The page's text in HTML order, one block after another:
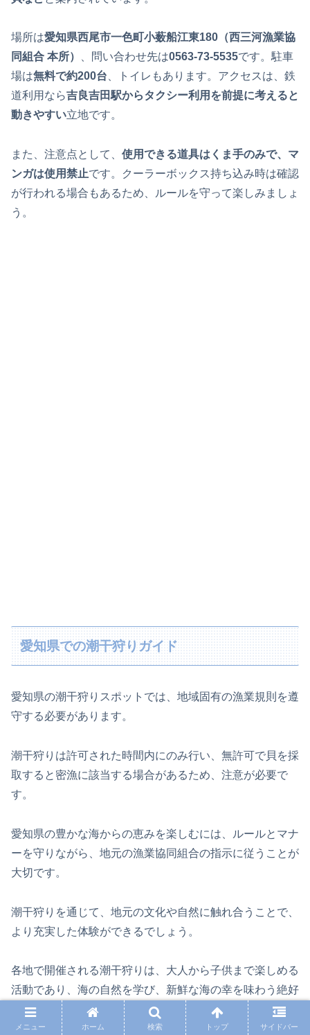
場所は愛知県西尾市一色町小薮船江東180（西三河漁業協
同組合 本所）
、問い合わせ先は0563-73-5535です。駐車
場は無料で約200台、トイレもあります。アクセスは、鉄
道利用なら吉良吉田駅からタクシー利用を前提に考えると
動きやすい立地です。
また、注意点として、 使用できる道具はくま手のみで、マ
ンガは使用禁止です。クーラーボックス持ち込み時は確認
が行われる場合もあるため、ルールを守って楽しみましょ
う。
愛知県での潮干狩りガイド
愛知県の潮干狩りスポットでは、地域固有の漁業規則を遵
守する必要があります。
潮干狩りは許可された時間内にのみ行い、無許可で貝を採
取すると密漁に該当する場合があるため、注意が必要で
す。
愛知県の豊かな海からの恵みを楽しむには、ルールとマナ
ーを守りながら、地元の漁業協同組合の指示に従うことが
大切です。
潮干狩りを通じて、地元の文化や自然に触れ合うことで、
より充実した体験ができるでしょう。
各地で開催される潮干狩りは、大人から子供まで楽しめる
活動であり、海の自然を学び、新鮮な海の幸を味わう絶好
の機会を提供します。
メニュー ホーム 検索 トップ サイドバー